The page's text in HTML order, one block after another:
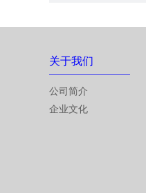
关于我们
公司简介
企业文化